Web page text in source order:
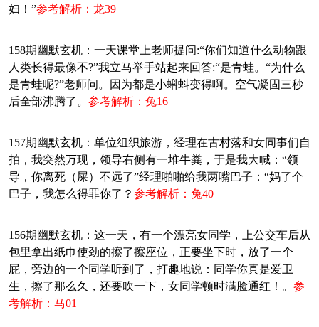
妇！”参考解析：龙39
158期幽默玄机：一天课堂上老师提问:“你们知道什么动物跟
人类长得最像不?”我立马举手站起来回答:“是青蛙。“为什么
是青蛙呢?”老师问。因为都是小蝌蚪变得啊。空气凝固三秒
后全部沸腾了。 参考解析：兔16
157期幽默玄机：单位组织旅游，经理在古村落和女同事们自
拍，我突然万现，领导右侧有一堆牛粪，于是我大喊：“领
导，你离死（屎）不远了”经理啪啪给我两嘴巴子：“妈了个
巴子，我怎么得罪你了？ 参考解析：兔40
156期幽默玄机：这一天，有一个漂亮女同学，上公交车后从
包里拿出纸巾使劲的擦了擦座位，正要坐下时，放了一个
屁，旁边的一个同学听到了，打趣地说：同学你真是爱卫
生，擦了那么久，还要吹一下，女同学顿时满脸通红！。 参
考解析：马01